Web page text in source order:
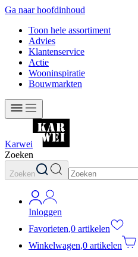
Ga naar hoofdinhoud
Toon hele assortiment
Advies
Klantenservice
Actie
Wooninspiratie
Bouwmarkten
Karwei
Zoeken
Zoeken
Inloggen
Favorieten,0 artikelen
Winkelwagen,0 artikelen